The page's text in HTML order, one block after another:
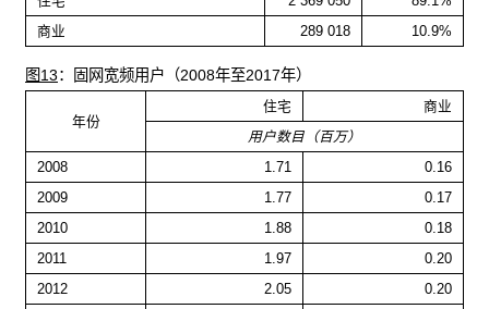
商业
289 018 10.9%
图13：固网宽频用户（2008年至2017年）
年份
住宅
商业
用户数目（百万）
2008
1.71
0.16
2009
1.77
0.17
2010
1.88
0.18
2011
1.97
0.20
2012
2.05
0.20